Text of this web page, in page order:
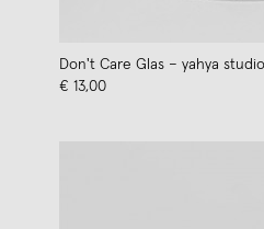
Don't Care Glas – yahya
€ 13,00